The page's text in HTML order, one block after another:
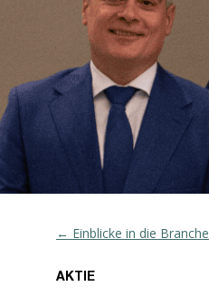
← Einblicke in die Branche
AKTIE